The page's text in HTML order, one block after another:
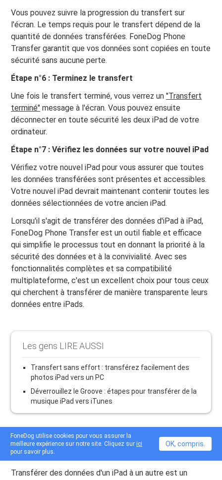
Vous pouvez suivre la progression du transfert sur
l'écran. Le temps requis pour le transfert dépend de la
quantité de données transférées. FoneDog Phone
Transfer garantit que vos données sont copiées en toute
sécurité sans aucune perte.
Étape n°6 : Terminez le transfert
Une fois le transfert terminé, vous verrez un"Transfert
terminé" message à l'écran. Vous pouvez ensuite
déconnecter en toute sécurité les deux iPad de votre
ordinateur.
Étape n°7 : Vérifiez les données sur votre nouvel iPad
Vérifiez votre nouvel iPad pour vous assurer que toutes
les données transférées sont présentes et accessibles.
Votre nouvel iPad devrait maintenant contenir toutes les
données sélectionnées de votre ancien iPad.
Lorsqu'il s'agit de transférer des données d'iPad à iPad,
FoneDog Phone Transfer est un outil fiable et efficace
qui simplifie le processus tout en donnant la priorité à la
sécurité des données et à la convivialité. Avec ses
fonctionnalités complètes et sa compatibilité
multiplateforme, c'est un excellent choix pour tous ceux
qui cherchent à transférer de manière transparente leurs
données entre iPads.
Les gens LIRE AUSSI
Transfert sans effort : transférez facilement des
photos iPad vers un PC
Déverrouillez le Groove : étapes pour transférer de la
musique iPad vers iTunes
Conclusion
Transférer des données d'un iPad à un autre est un
FoneDog utilise cookies pour vous assurer la
meilleure expérience sur notre site. Cliquez sur ici
pour savoir plus.
OK, compris.